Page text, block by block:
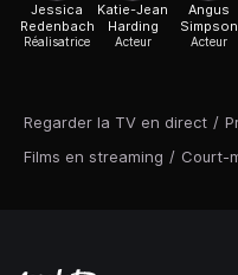
Regarder la TV en direct /
Films en streaming / Court-
Jessica
Redenbach
Réalisatrice
Katie-Jean
Harding
Acteur
Angus
Simpson
Acteur